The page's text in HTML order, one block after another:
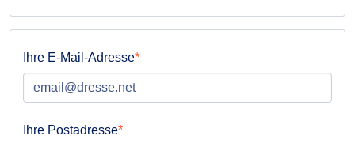
Ihre E-Mail-Adresse
Ihre Postadresse